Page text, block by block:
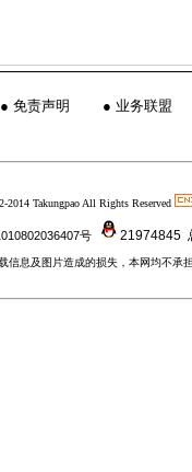
免责声明 ● 业务联盟
Takungpao All Rights Reserved
号 21974845
息及图片造成的损失，本网均不